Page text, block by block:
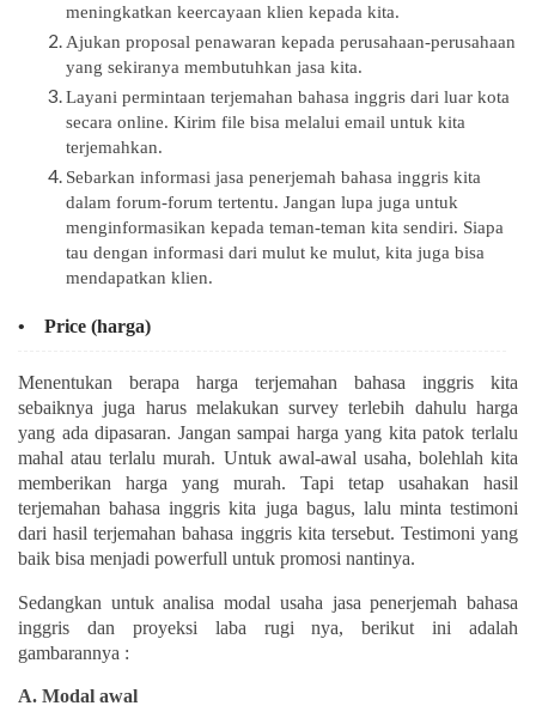
meningkatkan keercayaan klien kepada kita.
Ajukan proposal penawaran kepada perusahaan-perusahaan
yang sekiranya membutuhkan jasa kita.
Layani permintaan terjemahan bahasa inggris dari luar kota
secara online. Kirim file bisa melalui email untuk kita
terjemahkan.
Sebarkan informasi jasa penerjemah bahasa inggris kita
dalam forum-forum tertentu. Jangan lupa juga untuk
menginformasikan kepada teman-teman kita sendiri. Siapa
tau dengan informasi dari mulut ke mulut, kita juga bisa
mendapatkan klien.
• Price (harga)
Menentukan berapa harga terjemahan bahasa inggris kita
sebaiknya juga harus melakukan survey terlebih dahulu harga
yang ada dipasaran. Jangan sampai harga yang kita patok terlalu
mahal atau terlalu murah. Untuk awal-awal usaha, bolehlah kita
memberikan harga yang murah. Tapi tetap usahakan hasil
terjemahan bahasa inggris kita juga bagus, lalu minta testimoni
dari hasil terjemahan bahasa inggris kita tersebut. Testimoni yang
baik bisa menjadi powerfull untuk promosi nantinya.
Sedangkan untuk analisa modal usaha jasa penerjemah bahasa
inggris dan proyeksi laba rugi nya, berikut ini adalah
gambarannya :
A. Modal awal